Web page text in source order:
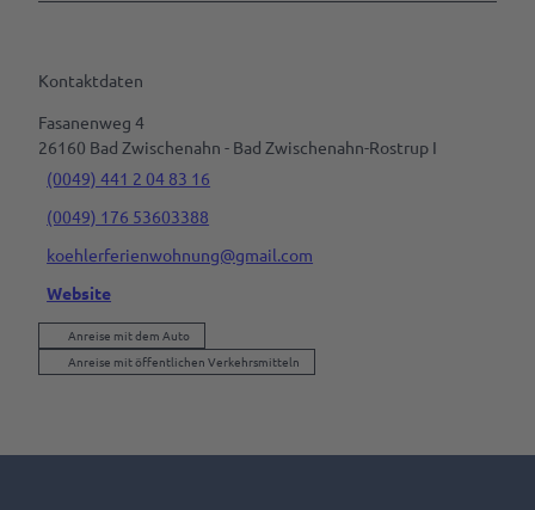
Kontaktdaten
Fasanenweg 4
26160 Bad Zwischenahn - Bad Zwischenahn-Rostrup I
(0049) 441 2 04 83 16
(0049) 176 53603388
koehlerferienwohnung@gmail.com
Website
Anreise mit dem Auto
Anreise mit öffentlichen Verkehrsmitteln